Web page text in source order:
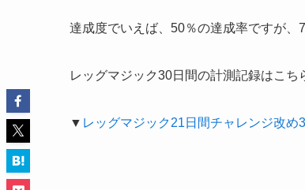
達成度でいえば、50％の達成率ですが、
レッグマジック30日間の計測記録はこち
▼ レッグマジック21日間チャレンジ改